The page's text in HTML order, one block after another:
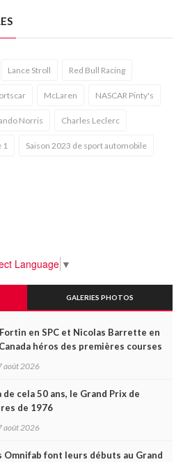
Lance Stroll Red Bull Racing
McLaren NASCAR Pinty's
Norris Charles Leclerc
1 Saison 2023 de sport automobile
Language ▼
GALERIES PHOTOS
en SPC et Nicolas Barrette en
héros des premières courses
août 2026
de cela 50 ans, le Grand Prix de
de 1976
août 2026
Omnifab font leurs débuts au Grand